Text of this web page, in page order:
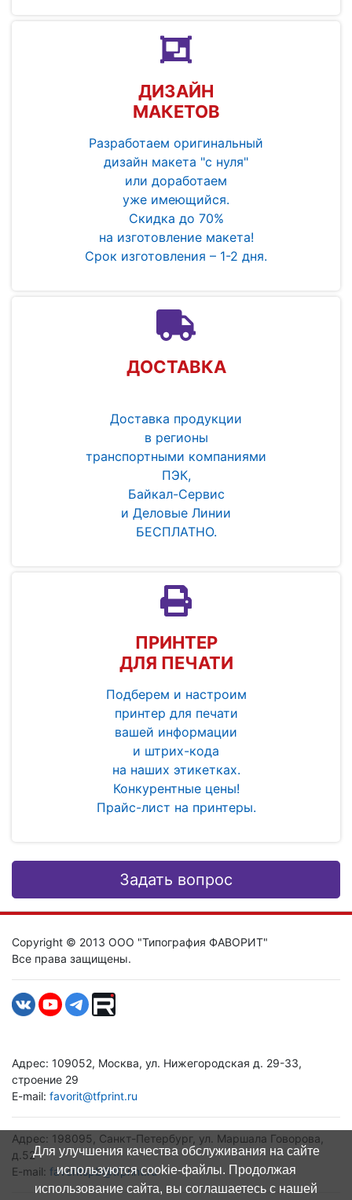
ДИЗАЙН
МАКЕТОВ
Разработаем оригинальный
дизайн макета "с нуля"
или доработаем
уже имеющийся.
Скидка до 70%
на изготовление макета!
Срок изготовления – 1-2 дня.
ДОСТАВКА
Доставка продукции
в регионы
транспортными компаниями
ПЭК,
Байкал-Сервис
и Деловые Линии
БЕСПЛАТНО.
ПРИНТЕР
ДЛЯ ПЕЧАТИ
Подберем и настроим
принтер для печати
вашей информации
и штрих-кода
на наших этикетках.
Конкурентные цены!
Прайс-лист на принтеры.
Задать вопрос
Copyright © 2013 ООО "Типография ФАВОРИТ"
Все права защищены.
Адрес: 109052, Москва, ул. Нижегородская д. 29-33,
строение 29
E-mail: favorit@tfprint.ru
Адрес: 198095, Санкт-Петербург, ул. Маршала Говорова,
д.52
E-mail: favoritspb@tfprint.ru
Для улучшения качества обслуживания на сайте
используются cookie-файлы. Продолжая
использование сайта, вы соглашаетесь с нашей